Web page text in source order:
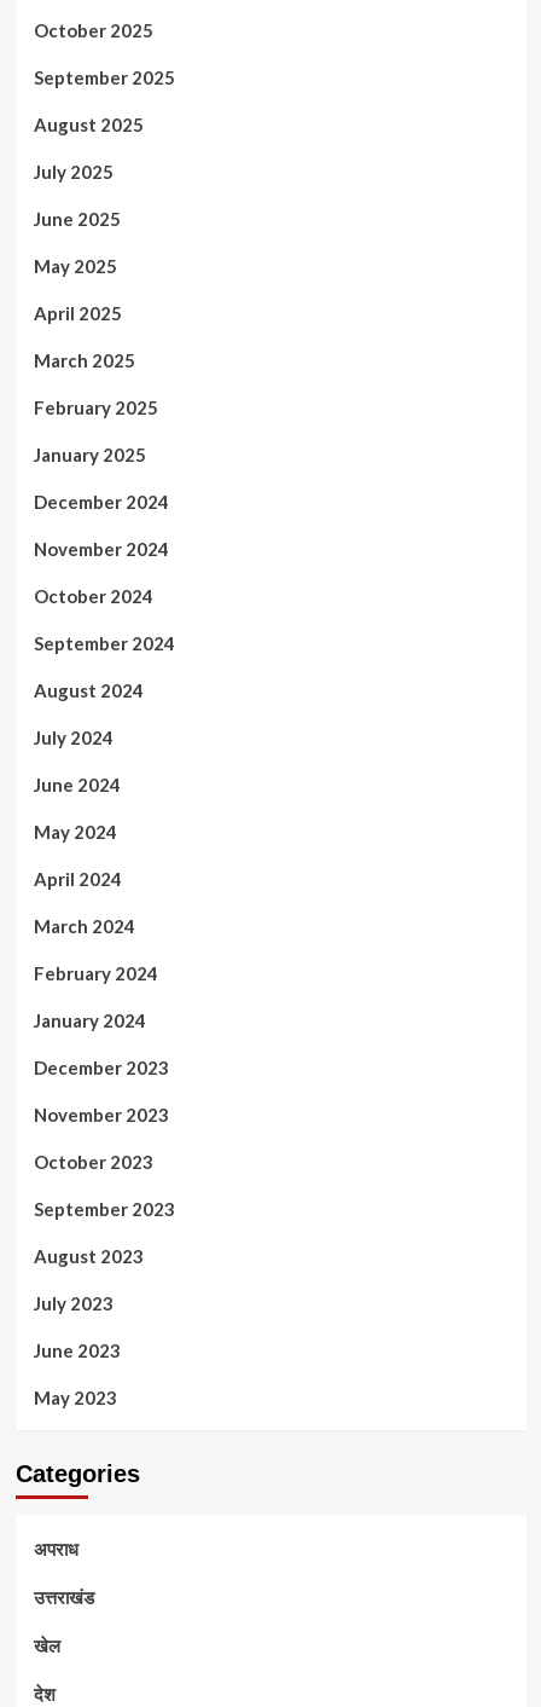
October 2025
September 2025
August 2025
July 2025
June 2025
May 2025
April 2025
March 2025
February 2025
January 2025
December 2024
November 2024
October 2024
September 2024
August 2024
July 2024
June 2024
May 2024
April 2024
March 2024
February 2024
January 2024
December 2023
November 2023
October 2023
September 2023
August 2023
July 2023
June 2023
May 2023
Categories
अपराध
उत्तराखंड
खेल
देश